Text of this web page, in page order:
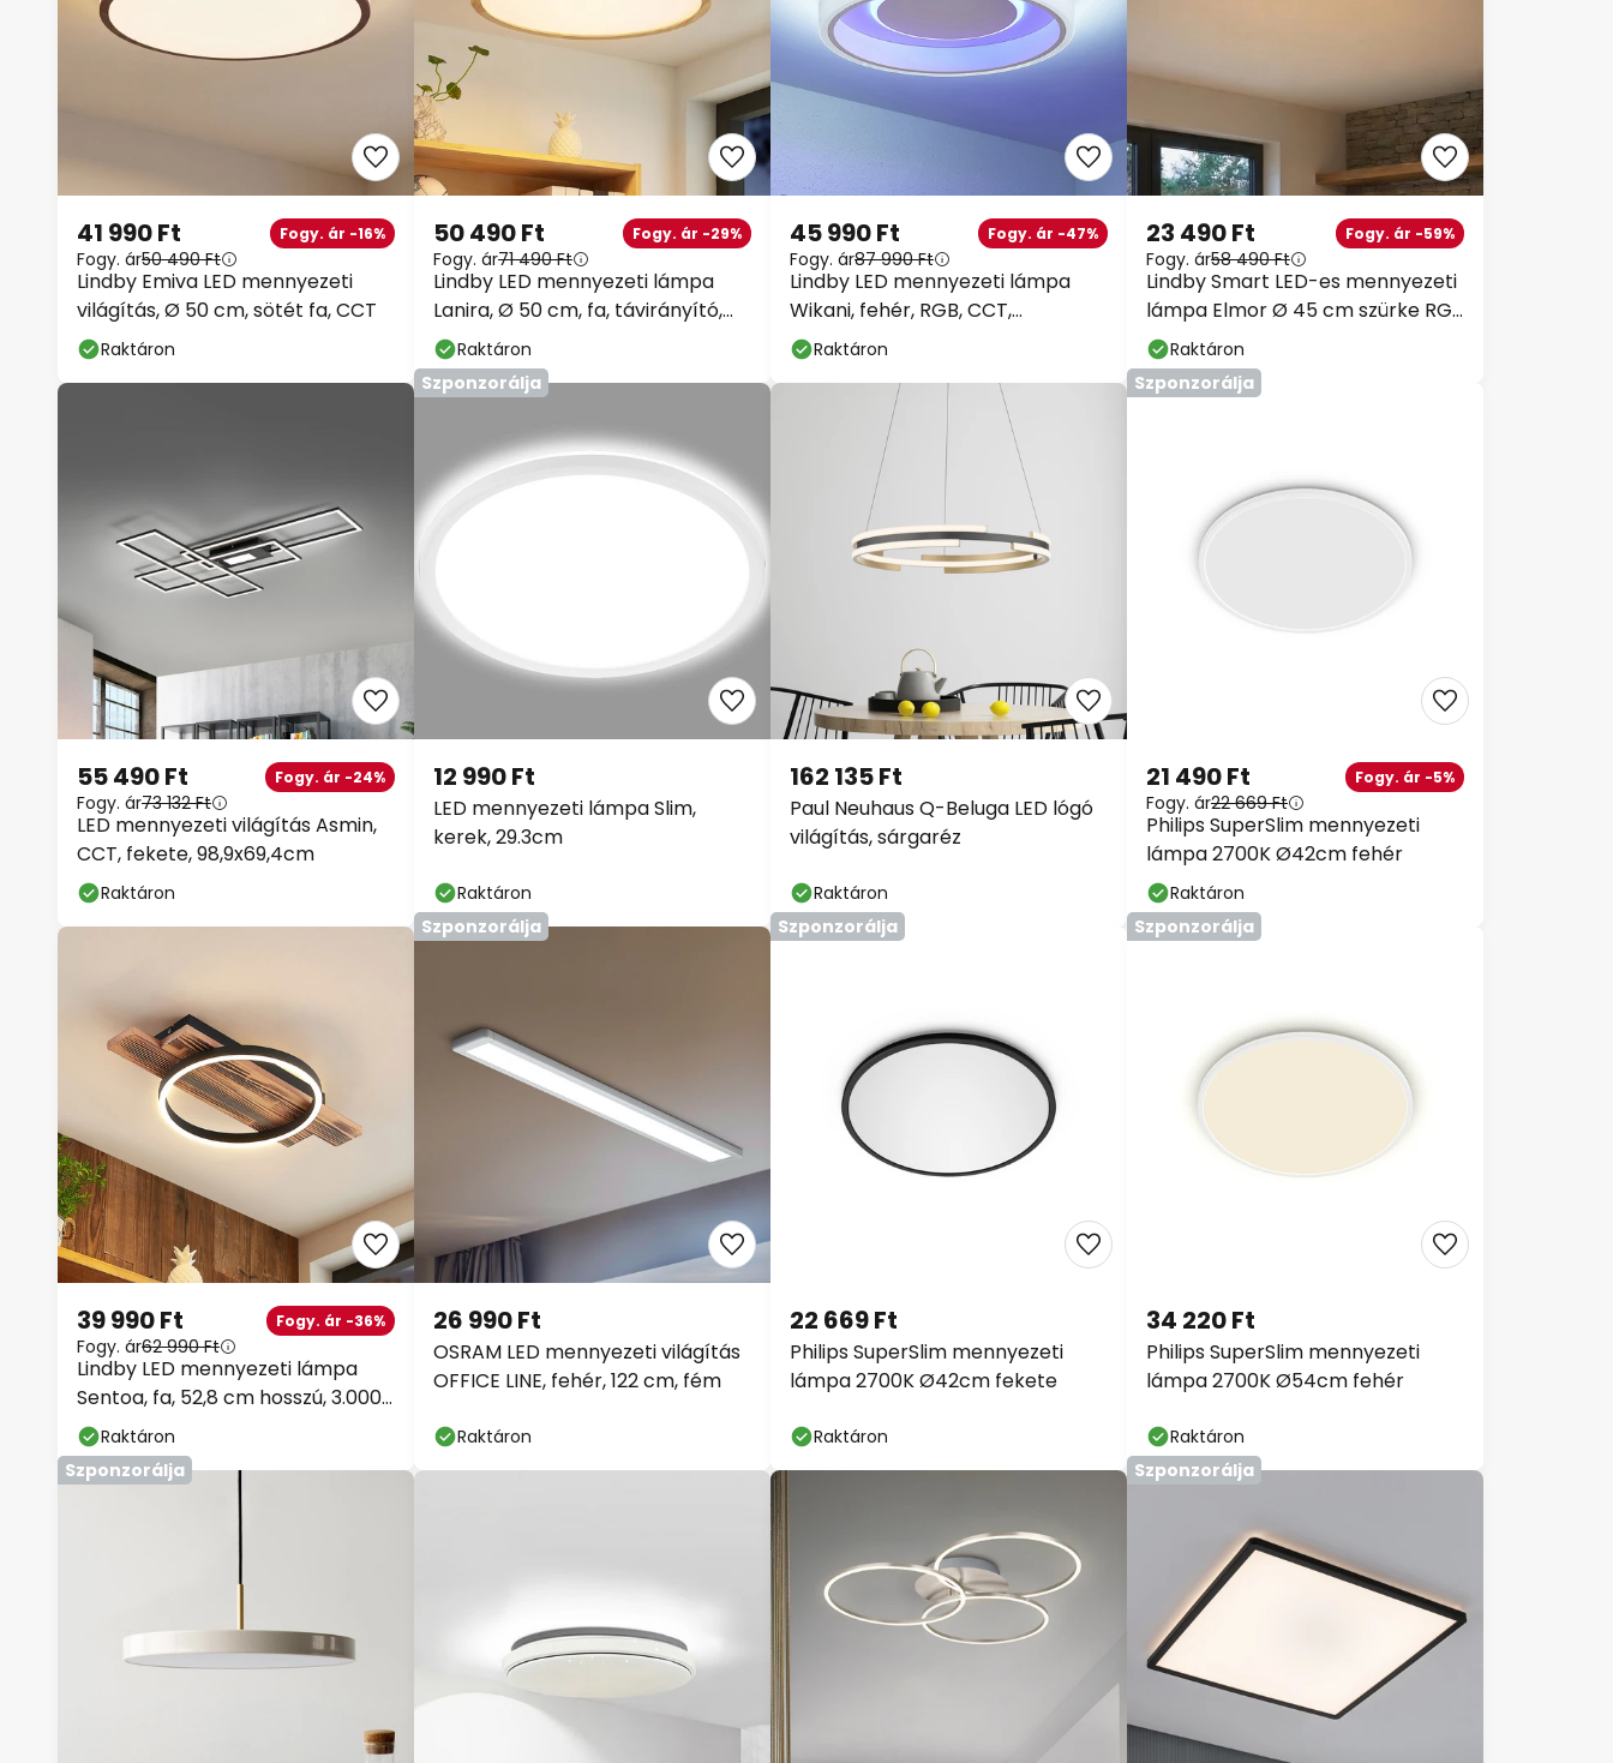
Lindby Emiva LED mennyezeti
világítás, Ø 50 cm, sötét fa, CCT
41 990 Ft Fogy. ár -16%
Fogy. ár50 490 Ft
Raktáron
Lindby LED mennyezeti lámpa
Lanira, Ø 50 cm, fa, távirányító,
CCT
50 490 Ft Fogy. ár -29%
Fogy. ár71 490 Ft
Raktáron
Lindby LED mennyezeti lámpa
Wikani, fehér, RGB, CCT,
dimmelhető
45 990 Ft Fogy. ár -47%
Fogy. ár87 990 Ft
Raktáron
Lindby Smart LED-es mennyezeti
lámpa Elmor Ø 45 cm szürke RGB
CCT
23 490 Ft Fogy. ár -59%
Fogy. ár58 490 Ft
Raktáron
LED mennyezeti világítás Asmin,
CCT, fekete, 98,9x69,4cm
55 490 Ft Fogy. ár -24%
Fogy. ár73 132 Ft
Raktáron
Szponzorálja
LED mennyezeti lámpa Slim,
kerek, 29.3cm
12 990 Ft
Raktáron
Paul Neuhaus Q-Beluga LED lógó
világítás, sárgaréz
162 135 Ft
Raktáron
Szponzorálja
Philips SuperSlim mennyezeti
lámpa 2700K Ø42cm fehér
21 490 Ft Fogy. ár -5%
Fogy. ár22 669 Ft
Raktáron
Lindby LED mennyezeti lámpa
Sentoa, fa, 52,8 cm hosszú, 3.000
K
39 990 Ft Fogy. ár -36%
Fogy. ár62 990 Ft
Raktáron
Szponzorálja
OSRAM LED mennyezeti világítás
OFFICE LINE, fehér, 122 cm, fém
26 990 Ft
Raktáron
Szponzorálja
Philips SuperSlim mennyezeti
lámpa 2700K Ø42cm fekete
22 669 Ft
Raktáron
Szponzorálja
Philips SuperSlim mennyezeti
lámpa 2700K Ø54cm fehér
34 220 Ft
Raktáron
Szponzorálja
Szponzorálja